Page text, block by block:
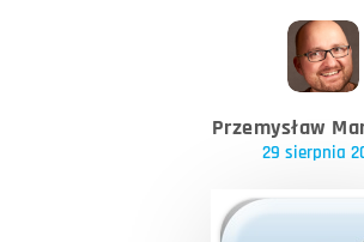
Przemysław
29 sierpnia